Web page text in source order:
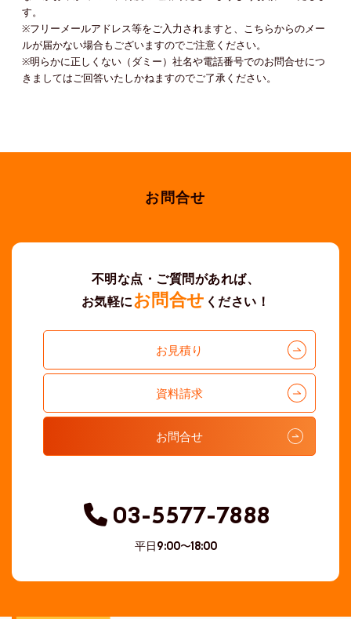
す。
※フリーメールアドレス等をご入力されますと、こちらからのメー
ルが届かない場合もございますのでご注意ください。
※明らかに正しくない（ダミー）社名や電話番号でのお問合せにつ
きましてはご回答いたしかねますのでご了承ください。
お問合せ
不明な点・ご質問があれば、
お気軽にお問合せ ください！
お見積り
資料請求
お問合せ
03-5577-7888
平日9:00〜18:00